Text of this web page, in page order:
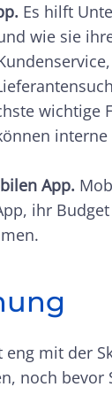
Es hilft
wie sie
wichtige
App.
ihr
mit der
noch